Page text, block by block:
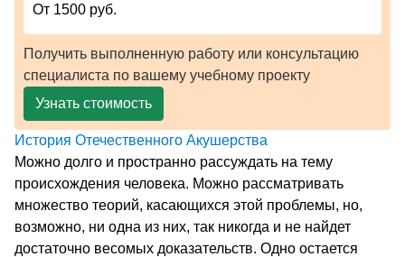
От 1500 руб.
Получить выполненную работу или консультацию
специалиста по вашему учебному проекту
Узнать стоимость
История Отечественного Акушерства
Можно долго и пространно рассуждать на тему
происхождения человека. Можно рассматривать
множество теорий, касающихся этой проблемы, но,
возможно, ни одна из них, так никогда и не найдет
достаточно весомых доказательств. Одно остается